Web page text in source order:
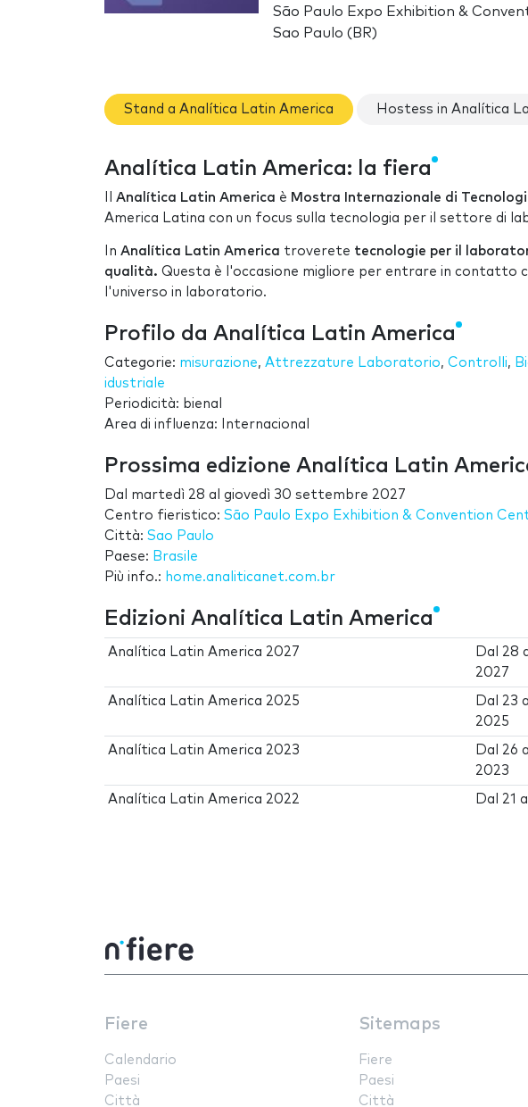
São Paulo Expo Exhibition &
Sao Paulo (BR)
Stand a Analítica Latin America Hostess in Analítica
Analítica Latin America: la fiera
Analítica Latin America è Mostra Internazionale di
America Latina con un focus sulla tecnologia per il settore di
In Analítica Latin America troverete tecnologie per il
qualità. Questa è l'occasione migliore per entrare in contatto
l'universo in laboratorio.
Profilo da Analítica Latin America
Categorie: misurazione, Attrezzature Laboratorio, Controlli,
idustriale
Periodicità: bienal
Area di influenza: Internacional
Prossima edizione Analítica Latin
Dal martedì 28 al giovedì 30 settembre 2027
Centro fieristico: São Paulo Expo Exhibition & Convention
Città: Sao Paulo
Paese: Brasile
Più info.: home.analiticanet.com.br
Edizioni Analítica Latin America
Analítica Latin America 2027 Dal 28
2027
Analítica Latin America 2025 Dal 23
2025
Analítica Latin America 2023 Dal 26
2023
Analítica Latin America 2022 Dal 21 al
Fiere
Calendario
Paesi
Città
Sitemaps
Fiere
Paesi
Città